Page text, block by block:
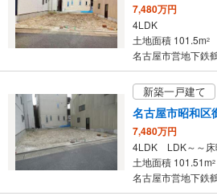
7,480万円
4LDK
土地面積 101.5m2
名古屋市営地下鉄
新築一戸建て
名古屋市昭和区
7,480万円
土地面積 101.51m2
名古屋市営地下鉄